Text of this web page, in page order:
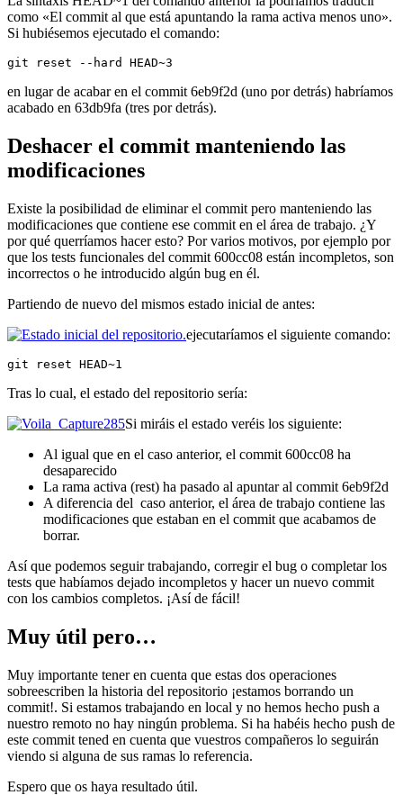
como «El commit al que está apuntando la rama activa menos uno».
Si hubiésemos ejecutado el comando:
git reset --hard HEAD~3
en lugar de acabar en el commit 6eb9f2d (uno por detrás) habríamos
acabado en 63db9fa (tres por detrás).
Deshacer el commit manteniendo las
modificaciones
Existe la posibilidad de eliminar el commit pero manteniendo las
modificaciones que contiene ese commit en el área de trabajo. ¿Y
por qué querríamos hacer esto? Por varios motivos, por ejemplo por
que los tests funcionales del commit 600cc08 están incompletos, son
incorrectos o he introducido algún bug en él.
Partiendo de nuevo del mismos estado inicial de antes:
ejecutaríamos el siguiente comando:
git reset HEAD~1
Tras lo cual, el estado del repositorio sería:
Si miráis el estado veréis los siguiente:
Al igual que en el caso anterior, el commit 600cc08 ha
desaparecido
La rama activa (rest) ha pasado al apuntar al commit 6eb9f2d
A diferencia del caso anterior, el área de trabajo contiene las
modificaciones que estaban en el commit que acabamos de
borrar.
Así que podemos seguir trabajando, corregir el bug o completar los
tests que habíamos dejado incompletos y hacer un nuevo commit
con los cambios completos. ¡Así de fácil!
Muy útil pero…
Muy importante tener en cuenta que estas dos operaciones
sobreescriben la historia del repositorio ¡estamos borrando un
commit!. Si estamos trabajando en local y no hemos hecho push a
nuestro remoto no hay ningún problema. Si ha habéis hecho push de
este commit tened en cuenta que vuestros compañeros lo seguirán
viendo si alguna de sus ramas lo referencia.
Espero que os haya resultado útil.